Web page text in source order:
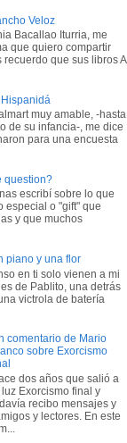
Veloz
Bacallao Iturria, me
que quiero compartir
que sus libros A
muy amable, -hasta
de su infancia-, me dice
para una encuesta
question?
escribí sobre lo que
especial o "gift" que
y que muchos
piano y una flor
en ti solo vienen a mi
de Pablito, una detrás
victrola de batería
comentario de Mario
sobre Exorcismo
dos años que salió a
Exorcismo final y
recibo mensajes y
y lectores. En este